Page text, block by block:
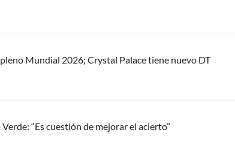
Mundial 2026; Crystal Palace tiene nuevo DT
“Es cuestión de mejorar el acierto”